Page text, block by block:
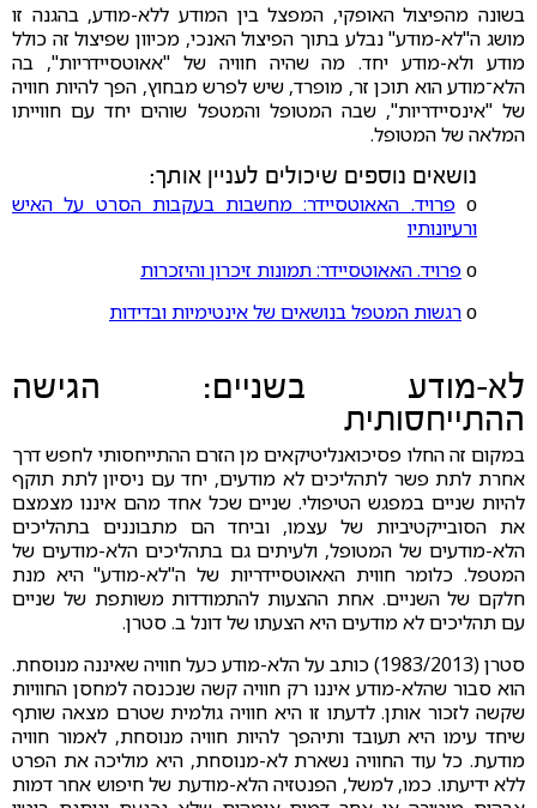
בשונה מהפיצול האופקי, המפצל בין המודע ללא-מודע, בהגנה זו
מושג ה"לא-מודע" נבלע בתוך הפיצול האנכי, מכיוון שפיצול זה כולל
מודע ולא-מודע יחד. מה שהיה חוויה של "אאוטסיידריות", בה
הלא־מודע הוא תוכן זר, מופרד, שיש לפרש מבחוץ, הפך להיות חוויה
של "אינסיידריות", שבה המטופל והמטפל שוהים יחד עם חווייתו
המלאה של המטופל.
נושאים נוספים שיכולים לעניין אותך:
ο פרויד. האאוטסיידר: מחשבות בעקבות הסרט על האיש
ורעיונותיו
οפרויד. האאוטסיידר: תמונות זיכרון והיזכרות
οרגשות המטפל בנושאים של אינטימיות ובדידות
לא-מודע בשניים: הגישה
ההתייחסותית
במקום זה החלו פסיכואנליטיקאים מן הזרם ההתייחסותי לחפש דרך
אחרת לתת פשר לתהליכים לא מודעים, יחד עם ניסיון לתת תוקף
להיות שניים במפגש הטיפולי. שניים שכל אחד מהם איננו מצמצם
את הסובייקטיביות של עצמו, וביחד הם מתבוננים בתהליכים
הלא-מודעים של המטופל, ולעיתים גם בתהליכים הלא-מודעים של
המטפל. כלומר חווית האאוטסיידריות של ה"לא-מודע" היא מנת
חלקם של השניים. אחת ההצעות להתמודדות משותפת של שניים
עם תהליכים לא מודעים היא הצעתו של דונל ב. סטרן.
סטרן (1983/2013) כותב על הלא-מודע כעל חוויה שאיננה מנוסחת.
הוא סבור שהלא-מודע איננו רק חוויה קשה שנכנסה למחסן החוויות
שקשה לזכור אותן. לדעתו זו היא חוויה גולמית שטרם מצאה שותף
שיחד עימו היא תעובד ותיהפך להיות חוויה מנוסחת, לאמור חוויה
מודעת. כל עוד החוויה נשארת לא-מנוסחת, היא מוליכה את הפרט
ללא ידיעתו. כמו, למשל, הפנטזיה הלא-מודעת של חיפוש אחר דמות